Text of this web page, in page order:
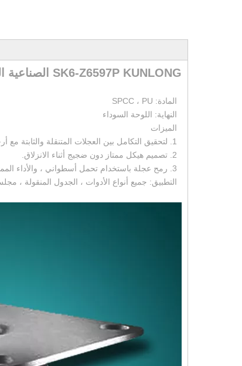
SK6-Z6597P KUNLONG الصناعية المذرة عجلة
المادة: SPCC ، PU
النهاية: اللوحة السوداء
الميزات
التطبيق: جميع أنواع الأدوات ، الجدول المنقولة ،